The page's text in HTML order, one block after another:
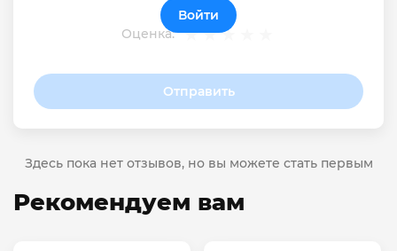
Оценка:
Отправить
Войти
Здесь пока нет отзывов, но вы можете стать первым
Рекомендуем вам